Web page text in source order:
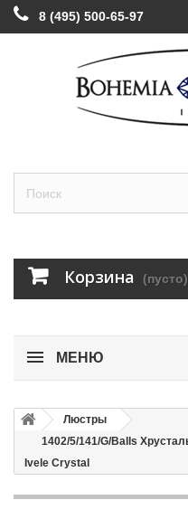
8 (495) 500-65-97
Корзина (пусто)
МЕНЮ
Люстры
1402/5/141/G/Balls
Ivele Crystal